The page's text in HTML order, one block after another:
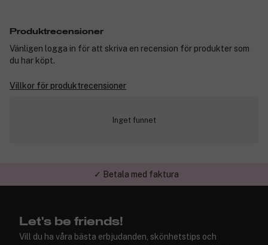
Produktrecensioner
Vänligen logga in för att skriva en recension för produkter som
du har köpt.
Villkor för produktrecensioner
Inget funnet
✓ Betala med faktura
Let's be friends!
Vill du ha våra bästa erbjudanden, skönhetstips och